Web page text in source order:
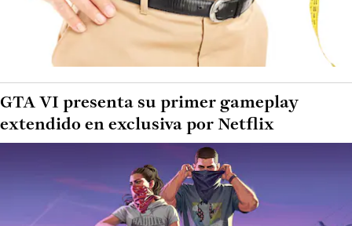
GTA VI presenta su primer gameplay
extendido en exclusiva por Netflix